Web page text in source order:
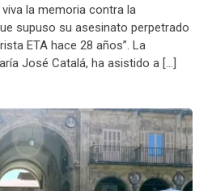
la memoria contra la
supuso su asesinato perpetrado
ETA hace 28 años”. La
José Catalá, ha asistido a […]